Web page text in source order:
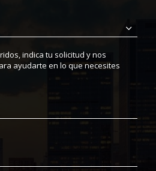
indica tu solicitud y nos
ayudarte en lo que necesites